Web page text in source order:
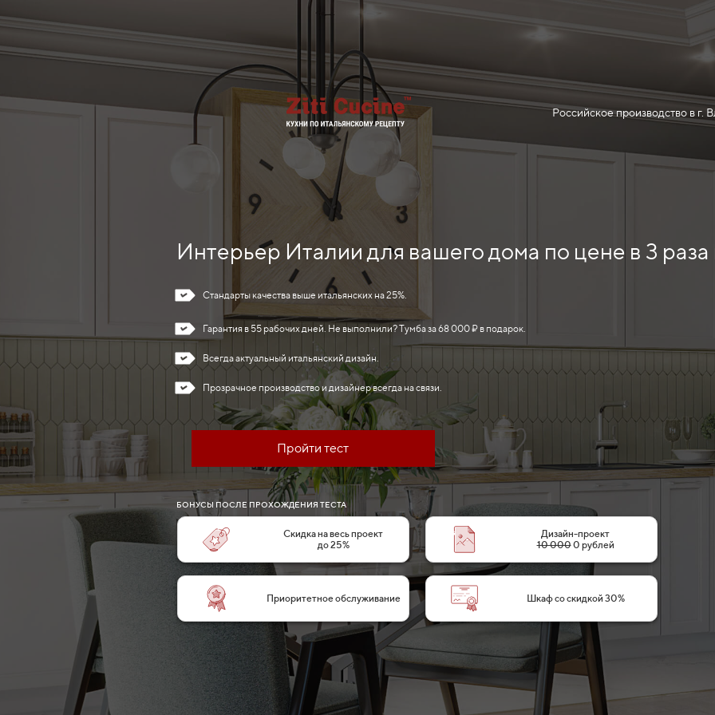
Российское производство в г.
Интерьер Италии для вашего дома по цене в 3
Стандарты качества выше итальянских на 25%.
Гарантия в 55 рабочих дней. Не выполнили? Тумба за 68 000 ₽ в подарок.
Всегда актуальный итальянский дизайн.
Прозрачное производство и дизайнер всегда на связи.
Пройти тест
БОНУСЫ ПОСЛЕ ПРОХОЖДЕНИЯ ТЕСТА
Скидка на весь проект
до 25%
Дизайн-проект
10 0000 рублей
Приоритетное обслуживание Шкаф со скидкой 30%